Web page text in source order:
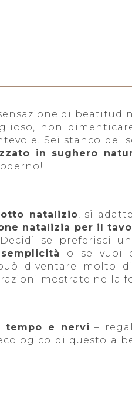
di
non
Sei stanco dei
in sughero
natalizio , si
natalizia per il
se preferisci
o se vuoi
diventare molto
mostrate nella
tempo e nervi –
di questo